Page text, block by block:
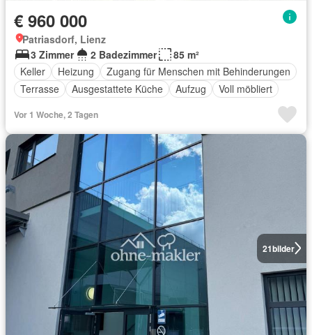
€ 960 000
Patriasdorf, Lienz
3 Zimmer
2 Badezimmer
85 m²
Keller
Heizung
Zugang für Menschen mit Behinderungen
Terrasse
Ausgestattete Küche Aufzug Voll möbliert
Vor 1 Woche, 2 Tagen
21bilder